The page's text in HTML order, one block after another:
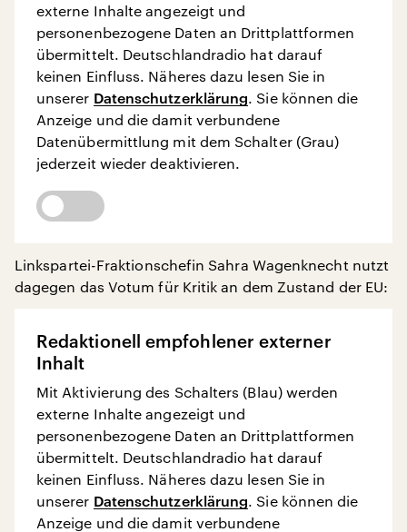
externe Inhalte angezeigt und
personenbezogene Daten an Drittplattformen
übermittelt. Deutschlandradio hat darauf
keinen Einfluss. Näheres dazu lesen Sie in
unserer Datenschutzerklärung. Sie können die
Anzeige und die damit verbundene
Datenübermittlung mit dem Schalter (Grau)
jederzeit wieder deaktivieren.
Linkspartei-Fraktionschefin Sahra Wagenknecht nutzt
dagegen das Votum für Kritik an dem Zustand der EU:
Redaktionell empfohlener externer
Inhalt
Mit Aktivierung des Schalters (Blau) werden
externe Inhalte angezeigt und
personenbezogene Daten an Drittplattformen
übermittelt. Deutschlandradio hat darauf
keinen Einfluss. Näheres dazu lesen Sie in
unserer Datenschutzerklärung. Sie können die
Anzeige und die damit verbundene